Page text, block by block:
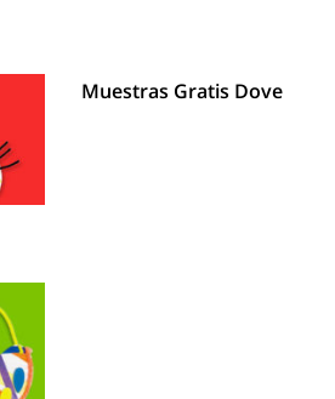
Muestras Gratis Dove